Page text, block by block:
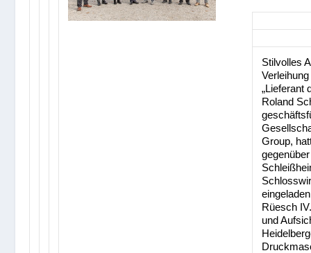
Stilvolles
„Lieferant
Roland
Group,
Rüesch
und